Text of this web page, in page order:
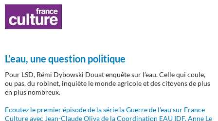
L’eau, une question politique
Pour LSD, Rémi Dybowski Douat enquête sur l’eau. Celle qui coule,
ou pas, du robinet, inquiète le monde agricole et des citoyens de plus
en plus nombreux.
Ecoutez le premier épisode de la série la Guerre de l'eau sur France
Culture avec Jean-Claude Oliva de la Coordination EAU IDF, Anne Le